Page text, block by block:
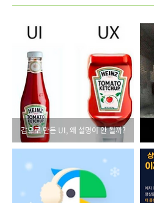
감으로 만든 UI, 왜 설명이 안 될까?